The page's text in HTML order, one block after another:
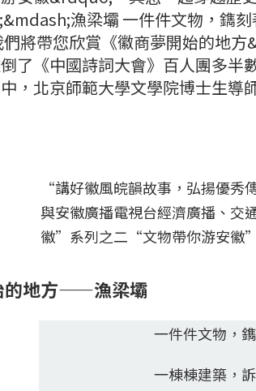
漁梁壩 一件件文物，鐫
們將帶您欣賞《徽商夢開始的地
了《中國詩詞大會》百人團多半
，北京師範大學文學院博士生導
“講好徽風皖韻故事，弘揚優
與安徽廣播電視台經濟廣播、交
徽”系列之二“文物帶你游安徽”
的地方——漁梁壩
一件件文物，
一棟棟建築，